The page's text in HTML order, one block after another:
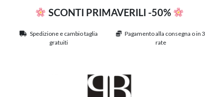
SCONTI PRIMAVERILI -50%
Spedizione e cambio taglia
gratuiti
Pagamento alla consegna o in 3
rate